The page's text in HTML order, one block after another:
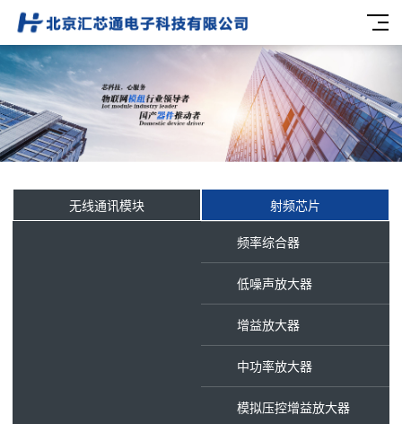
无线通讯模块 射频芯片
频率综合器
低噪声放大器
增益放大器
中功率放大器
模拟压控增益放大器